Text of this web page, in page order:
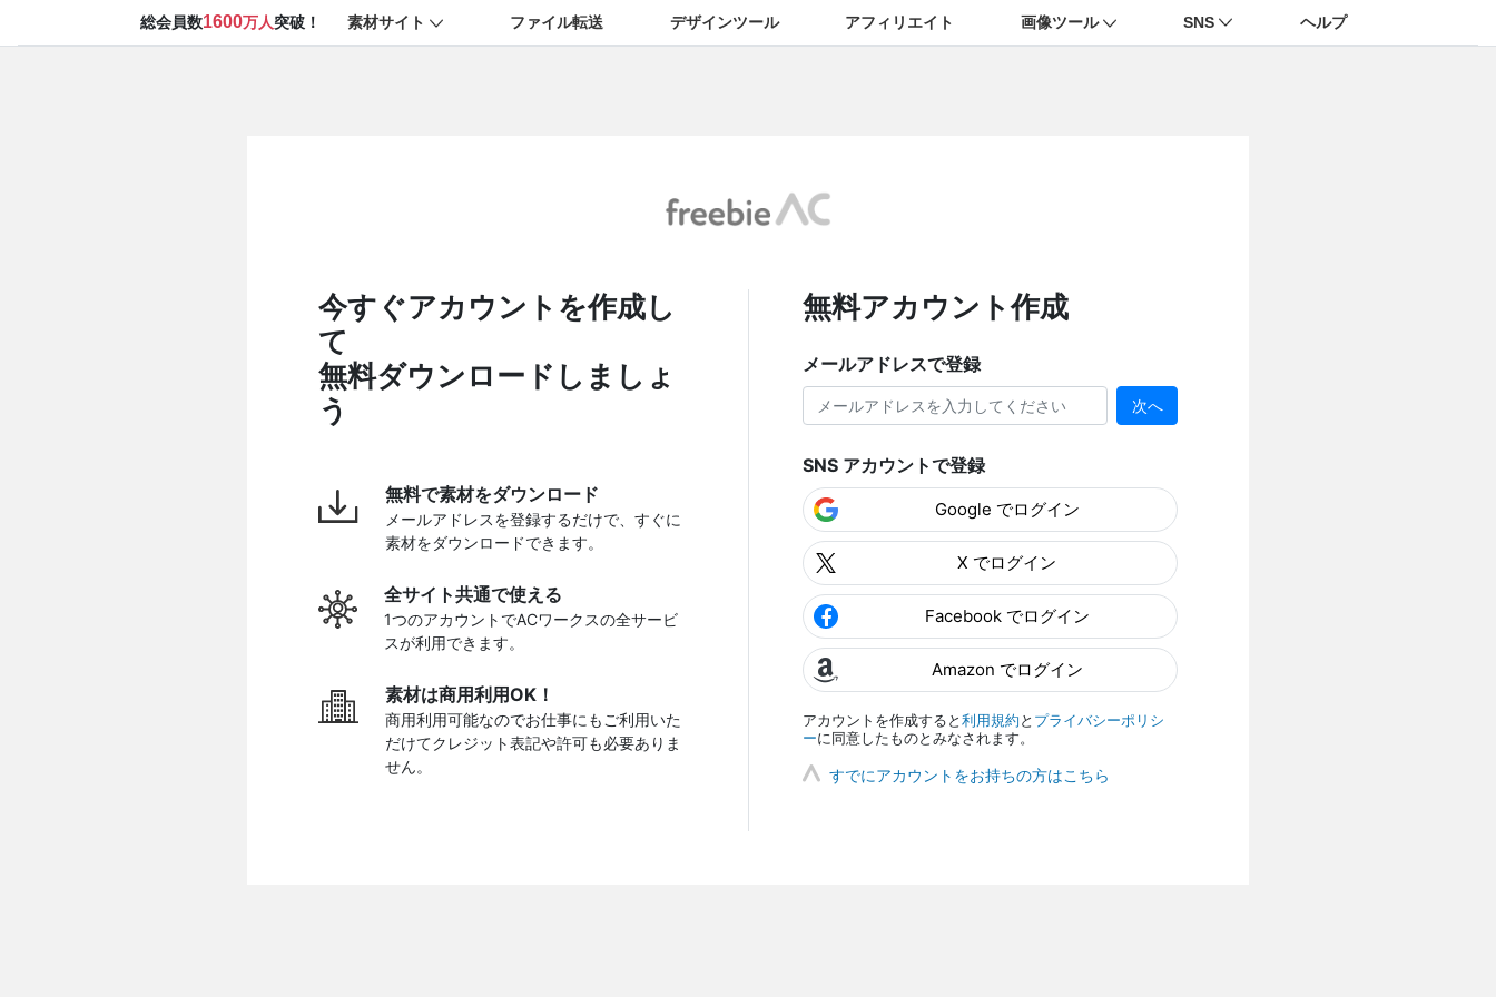
総会員数1600万人突破！ 素材サイト ファイル転送 デザインツール アフィリエイト 画像ツール SNS ヘルプ
今すぐアカウントを作成し
て
無料ダウンロードしましょ
う
無料で素材をダウンロード
メールアドレスを登録するだけで、すぐに
素材をダウンロードできます。
全サイト共通で使える
1つのアカウントでACワークスの全サービ
スが利用できます。
素材は商用利用OK！
商用利用可能なのでお仕事にもご利用いた
だけてクレジット表記や許可も必要ありま
せん。
無料アカウント作成
メールアドレスで登録
次へ
SNS アカウントで登録
Google でログイン
X でログイン
Facebook でログイン
Amazon でログイン
アカウントを作成すると 利用規約 と プライバシーポリシ
ーに同意したものとみなされます。
すでにアカウントをお持ちの方はこちら